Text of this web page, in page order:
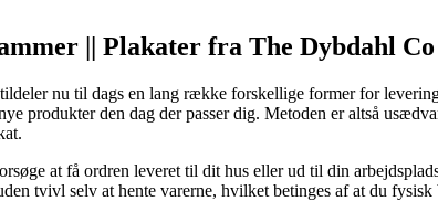
|| Plakater fra The Dybdahl Co
nu til dags en lang række forskellige former for
produkter den dag der passer dig. Metoden er altså
at få ordren leveret til dit hus eller ud til din
tvivl selv at hente varerne, hvilket betinges af at du